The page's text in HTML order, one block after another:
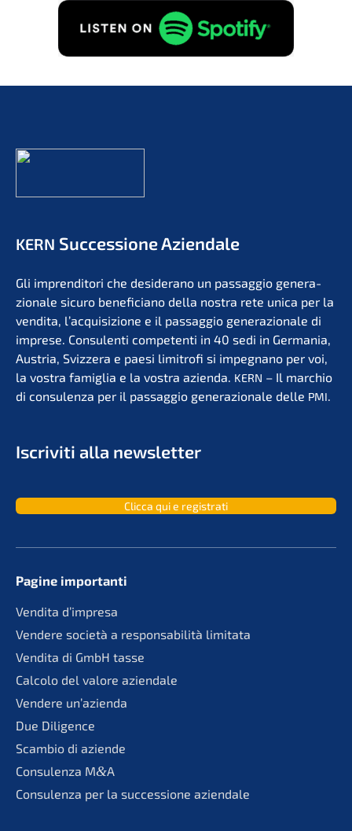
KERN Succes­sio­ne Aziendale
Gli impren­di­to­ri che deside­r­ano un passag­gio genera­
zio­na­le sicuro benefi­ci­a­no della nostra rete unica per la
vendita, l’acqui­si­zio­ne e il passag­gio genera­zio­na­le di
impre­se. Consu­len­ti compe­ten­ti in 40 sedi in Germa­nia,
Austria, Svizzera e paesi limit­ro­fi si impegna­no per voi,
la vostra famiglia e la vostra azien­da. KERN – Il marchio
di consu­len­za per il passag­gio genera­zio­na­le delle PMI.
Iscri­vi­ti alla newsletter
Clicca qui e registrati
Pagine importan­ti
Vendita d’impre­sa
Vende­re socie­tà a responsa­bi­li­tà limitata
Vendita di GmbH tasse
Calco­lo del valore aziendale
Vende­re un’azienda
Due Diligence
Scambio di aziende
Consu­len­za M&A
Consu­len­za per la succes­sio­ne aziendale